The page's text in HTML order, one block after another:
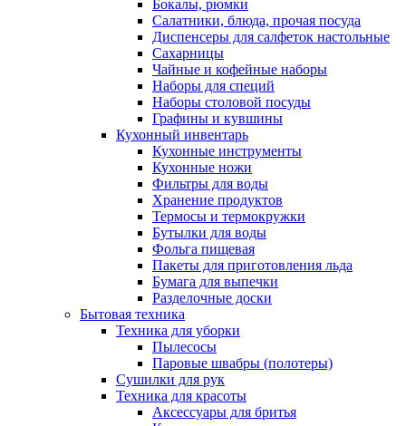
Бокалы, рюмки
Салатники, блюда, прочая посуда
Диспенсеры для салфеток настольные
Сахарницы
Чайные и кофейные наборы
Наборы для специй
Наборы столовой посуды
Графины и кувшины
Кухонный инвентарь
Кухонные инструменты
Кухонные ножи
Фильтры для воды
Хранение продуктов
Термосы и термокружки
Бутылки для воды
Фольга пищевая
Пакеты для приготовления льда
Бумага для выпечки
Разделочные доски
Бытовая техника
Техника для уборки
Пылесосы
Паровые швабры (полотеры)
Сушилки для рук
Техника для красоты
Аксессуары для бритья